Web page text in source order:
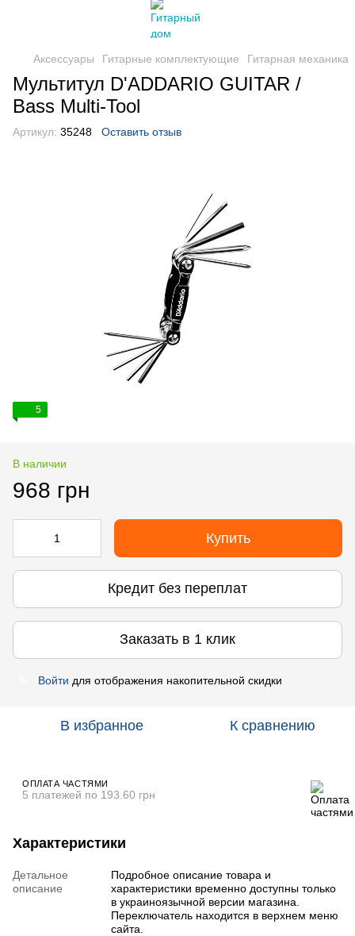
Аксессуары Гитарные комплектующие Гитарная механика
Мультитул D'ADDARIO GUITAR /
Bass Multi-Tool
Артикул: 35248 Оставить отзыв
5
В наличии
968 грн
Купить
Кредит без переплат
Заказать в 1 клик
Войти для отображения накопительной скидки
В избранное К сравнению
ОПЛАТА ЧАСТЯМИ
5 платежей по 193.60 грн
Характеристики
Детальное
описание
Подробное описание товара и
характеристики временно доступны только
в украиноязычной версии магазина.
Переключатель находится в верхнем меню
сайта.